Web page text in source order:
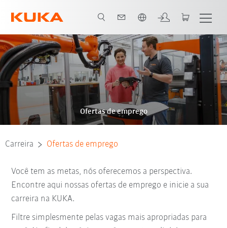
Ofertas de emprego
Carreira Ofertas de emprego
Você tem as metas, nós oferecemos a perspectiva.
Encontre aqui nossas ofertas de emprego e inicie a sua
carreira na KUKA.
Filtre simplesmente pelas vagas mais apropriadas para